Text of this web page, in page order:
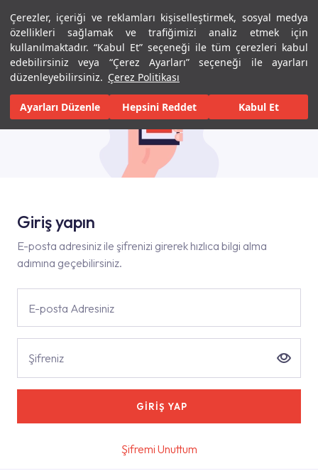
Çerezler, içeriği ve reklamları kişiselleştirmek, sosyal medya
özellikleri sağlamak ve trafiğimizi analiz etmek için
kullanılmaktadır. “Kabul Et” seçeneği ile tüm çerezleri kabul
edebilirsiniz veya “Çerez Ayarları” seçeneği ile ayarları
düzenleyebilirsiniz. Çerez Politikası
Ayarları Düzenle Hepsini Reddet Kabul Et
Menü Menü
Giriş yapın
E-posta adresiniz ile şifrenizi girerek hızlıca bilgi alma
adımına geçebilirsiniz.
E-posta Adresiniz
Şifreniz
GİRİŞ YAP
Şifremi Unuttum